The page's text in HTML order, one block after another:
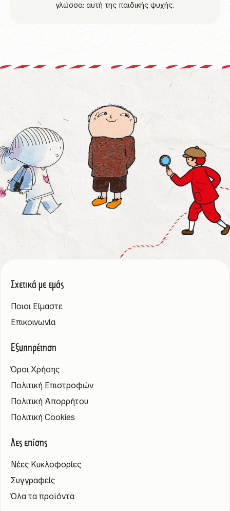
γλώσσα: αυτή της παιδικής ψυχής.
Σχετικά με εμάς
Ποιοι Είμαστε
Επικοινωνία
Εξυπηρέτηση
Όροι Χρήσης
Πολιτική Επιστροφών
Πολιτική Απορρήτου
Πολιτική Cookies
Δες επίσης
Νέες Κυκλοφορίες
Συγγραφείς
Όλα τα προϊόντα